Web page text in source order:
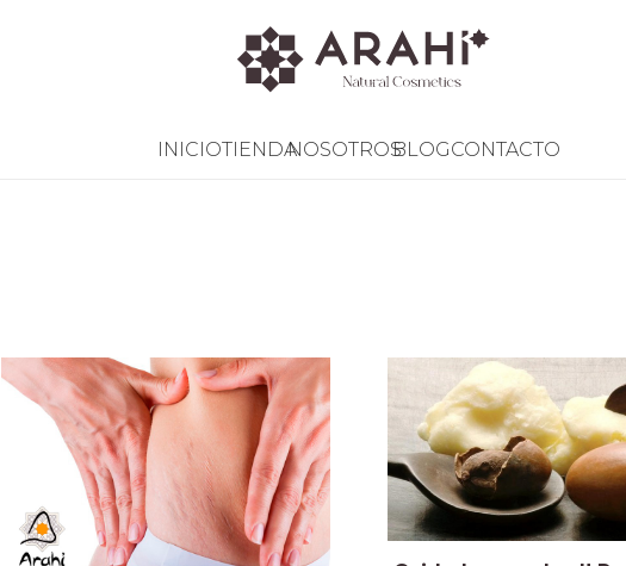
INICIOTIENDANOSOTROSBLOGCONTACTO